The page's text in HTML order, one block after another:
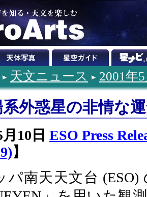
天文ニュース 2001年
外惑星の非情な
月10日 ESO Press
】
パ南天天文台